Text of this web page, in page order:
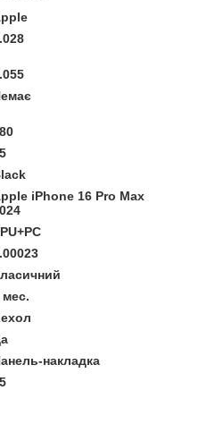
iPhone 16 Pro Max
мес.
накладка